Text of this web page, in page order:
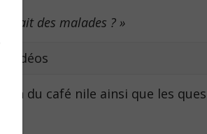
des malades ? »
vidéos
du café nile ainsi que les